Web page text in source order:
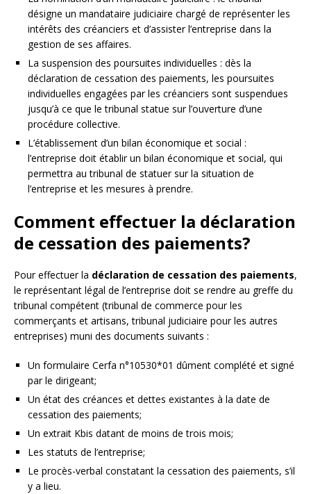
désigne un mandataire judiciaire chargé de représenter les
intérêts des créanciers et d’assister l’entreprise dans la
gestion de ses affaires.
La suspension des poursuites individuelles : dès la
déclaration de cessation des paiements, les poursuites
individuelles engagées par les créanciers sont suspendues
jusqu’à ce que le tribunal statue sur l’ouverture d’une
procédure collective.
L’établissement d’un bilan économique et social :
l’entreprise doit établir un bilan économique et social, qui
permettra au tribunal de statuer sur la situation de
l’entreprise et les mesures à prendre.
Comment effectuer la déclaration
de cessation des paiements?
Pour effectuer la déclaration de cessation des paiements,
le représentant légal de l’entreprise doit se rendre au greffe du
tribunal compétent (tribunal de commerce pour les
commerçants et artisans, tribunal judiciaire pour les autres
entreprises) muni des documents suivants :
Un formulaire Cerfa n°10530*01 dûment complété et signé
par le dirigeant;
Un état des créances et dettes existantes à la date de
cessation des paiements;
Un extrait Kbis datant de moins de trois mois;
Les statuts de l’entreprise;
Le procès-verbal constatant la cessation des paiements, s’il
y a lieu.